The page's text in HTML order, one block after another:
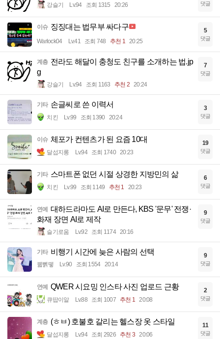
강슬기 Lv.94 조회 1315 20:26 댓글
이슈 징징대는 법무부 싸다구
Warlock04 Lv.41 조회 748 추천 1 20:25
5
댓글
계층 전라도 해달이 충청도 친구를 소개하는 법.jp
g
강슬기 Lv.94 조회 1163 추천 2 20:24
7
댓글
기타 손글씨로 쓴 이력서
치킨 Lv.99 조회 1390 20:24
3
댓글
이슈 체포가 컨텐츠가 된 요즘 10대
달섭지롱 Lv.94 조회 1740 20:23
19
댓글
기타 스마트폰 없던 시절 상경한 지방민의 삶
치킨 Lv.99 조회 1149 추천 1 20:23
6
댓글
연예
대하드라마도 AI로 만든다, KBS '문무' 전쟁·
화재 장면 AI로 제작
슬기로움 Lv.92 조회 1174 20:16
9
댓글
기타 비행기 시간에 늦은 사람의 선택
꿻뻵뗗 Lv.90 조회 1554 20:14
9
댓글
연예 QWER 시요밍 인스타 사진 업로드 근황
큐땁이알 Lv.88 조회 1007 추천 1 20:08
2
댓글
계층 (ㅎㅂ) 호불호 갈리는 헬스장 옷 스타일
달섭지롱 Lv.94 조회 2926 추천 3 20:06
11
댓글